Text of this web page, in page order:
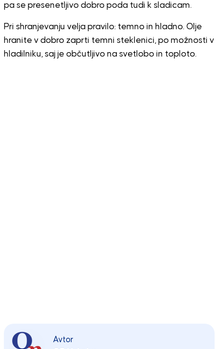
pa se presenetljivo dobro poda tudi k sladicam.
Pri shranjevanju velja pravilo: temno in hladno. Olje
hranite v dobro zaprti temni steklenici, po možnosti v
hladilniku, saj je občutljivo na svetlobo in toploto.
Avtor